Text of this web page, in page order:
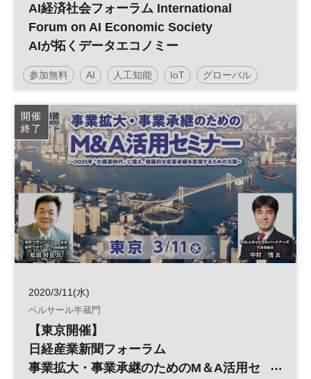
AI経済社会フォーラム International
Forum on AI Economic Society
AIが拓くデータエコノミー
参加無料 AI 人工知能 IoT グローバル
開催
終了
2020/3/11(水)
ベルサール半蔵門
【東京開催】
日経産業新聞フォーラム
事業拡大・事業承継のためのM＆A活用セ